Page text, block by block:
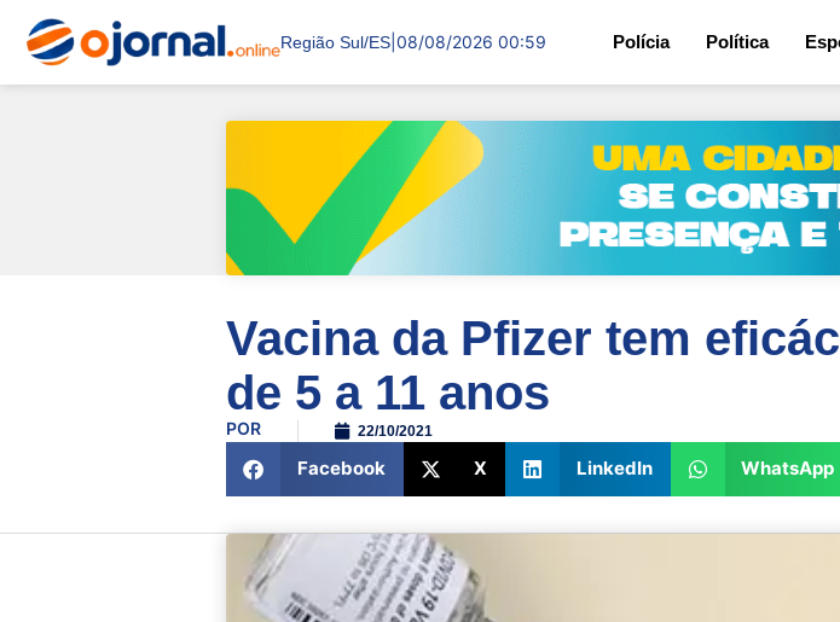
Região Sul/ES 08/08/2026 00:59 Polícia Política
Vacina da Pfizer tem
de 5 a 11 anos
POR 22/10/2021
Facebook X LinkedIn WhatsApp